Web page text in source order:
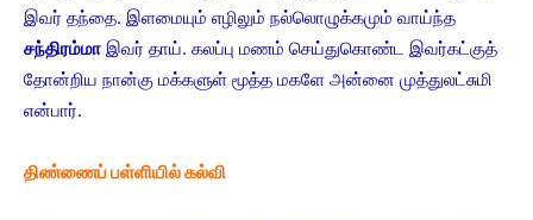
இவர் தந்தை. இளமையும் எழிலும் நல்லொழுக்கமும் வாய்ந்த
சந்திரம்மா இவர் தாய். கலப்பு மணம் செய்துகொண்ட இவர்கட்குத்
தோன்றிய நான்கு மக்களுள் மூத்த மகளே அன்னை முத்துலட்சுமி
என்பார்.
திண்ணைப் பள்ளியில் கல்வி